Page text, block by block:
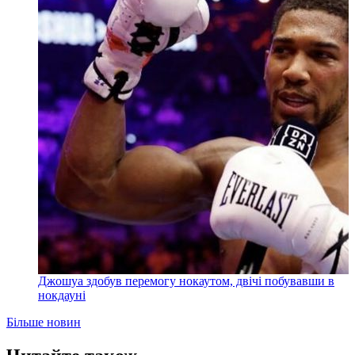
Джошуа здобув перемогу нокаутом, двічі побувавши в
нокдауні
Більше новин